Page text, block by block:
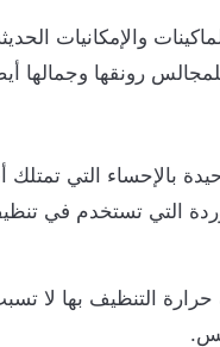
والإمكانيات
رونقها وجمالها
بالإحساء التي تمتلك
التي تستخدم في
التنظيف بها لا